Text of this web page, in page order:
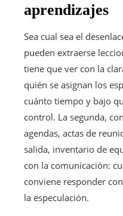
aprendizajes
Sea cual sea el
pueden extraerse
tiene que ver con la
quién se asignan los
cuánto tiempo y bajo
control. La segunda,
agendas, actas de
salida, inventario de
con la comunicación:
conviene responder
la especulación.